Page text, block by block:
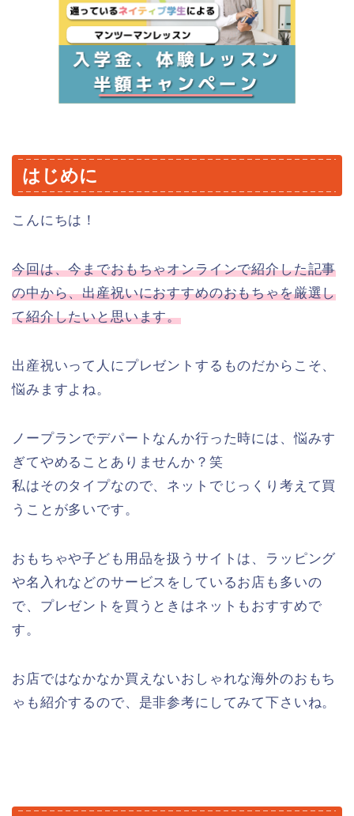
はじめに
こんにちは！
今回は、今までおもちゃオンラインで紹介した記事
の中から、出産祝いにおすすめのおもちゃを厳選し
て紹介したいと思います。
出産祝いって人にプレゼントするものだからこそ、
悩みますよね。
ノープランでデパートなんか行った時には、悩みす
ぎてやめることありませんか？笑
私はそのタイプなので、ネットでじっくり考えて買
うことが多いです。
おもちゃや子ども用品を扱うサイトは、ラッピング
や名入れなどのサービスをしているお店も多いの
で、プレゼントを買うときはネットもおすすめで
す。
お店ではなかなか買えないおしゃれな海外のおもち
ゃも紹介するので、是非参考にしてみて下さいね。